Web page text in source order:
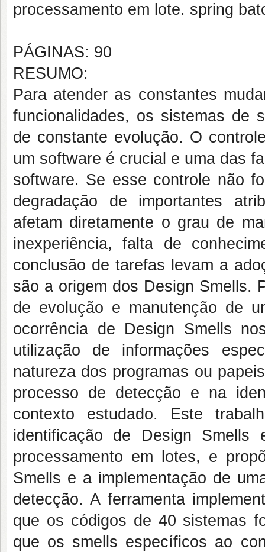
processamento em lote. spring
PÁGINAS: 90
RESUMO:
Para atender as constantes
funcionalidades, os sistemas de
de constante evolução. O
um software é crucial e uma das
software. Se esse controle não
degradação de importantes
afetam diretamente o grau de
inexperiência, falta de
conclusão de tarefas levam a
são a origem dos Design Smells.
de evolução e manutenção de
ocorrência de Design Smells
utilização de informações
natureza dos programas ou
processo de detecção e na
contexto estudado. Este
identificação de Design Smells
processamento em lotes, e
Smells e a implementação de
detecção. A ferramenta
que os códigos de 40 sistemas
que os smells específicos ao